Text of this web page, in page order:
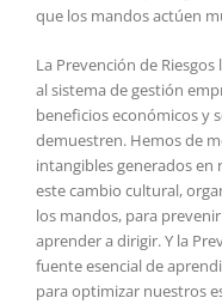
que los mandos actúen
La Prevención de
al sistema de gestión
beneficios económicos y
demuestren. Hemos de
intangibles generados
este cambio cultural,
los mandos, para
aprender a dirigir. Y la
fuente esencial de
para optimizar nuestros